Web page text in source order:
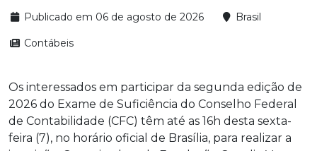
Publicado em 06 de agosto de 2026 Brasil
Contábeis
Os interessados em participar da segunda edição de
2026 do Exame de Suficiência do Conselho Federal
de Contabilidade (CFC) têm até as 16h desta sexta-
feira (7), no horário oficial de Brasília, para realizar a